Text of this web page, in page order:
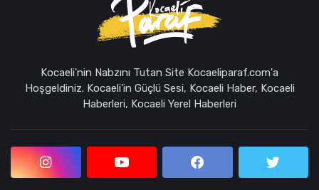
Kocaeli'nin Nabzını Tutan Site Kocaeliparaf.com'a
Hoşgeldiniz. Kocaeli'in Güçlü Sesi, Kocaeli Haber, Kocaeli
Haberleri, Kocaeli Yerel Haberleri